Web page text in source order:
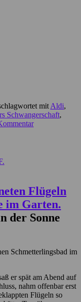
mit Aldi,
Schwangerschaft,
der Sonne
Schmetterlingsbad im
er spät am Abend auf
nahm offenbar erst
Flügeln so